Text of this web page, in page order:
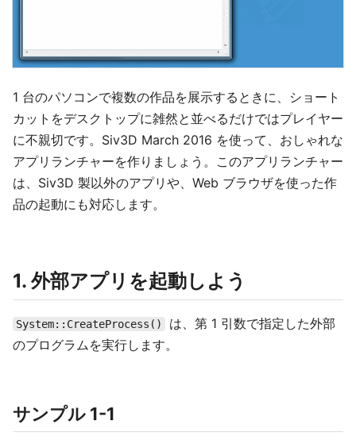
1 台のパソコンで複数の作品を展示するときに、ショート
カットをデスクトップに雑然と並べるだけではプレイヤー
に不親切です。Siv3D March 2016 を使って、おしゃれな
アプリランチャーを作りましょう。このアプリランチャー
は、Siv3D 製以外のアプリや、Web ブラウザを使った作
品の起動にも対応します。
1. 外部アプリを起動しよう
System::CreateProcess()
は、第 1 引数で指定した外部
のプログラムを実行します。
サンプル 1-1